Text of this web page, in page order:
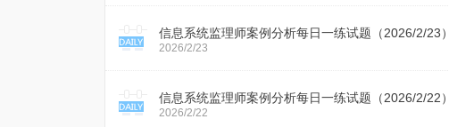
信息系统监理师案例分析每日一练试题（2026/2/23）
2026/2/23
信息系统监理师案例分析每日一练试题（2026/2/22）
2026/2/22